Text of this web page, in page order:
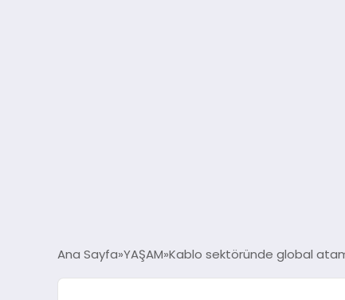
Ana Sayfa YAŞAM Kablo sektöründe global